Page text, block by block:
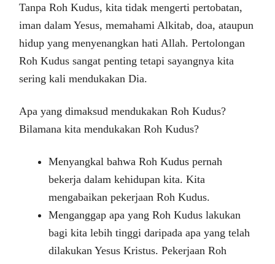
Tanpa Roh Kudus, kita tidak mengerti pertobatan,
iman dalam Yesus, memahami Alkitab, doa, ataupun
hidup yang menyenangkan hati Allah. Pertolongan
Roh Kudus sangat penting tetapi sayangnya kita
sering kali mendukakan Dia.
Apa yang dimaksud mendukakan Roh Kudus?
Bilamana kita mendukakan Roh Kudus?
Menyangkal bahwa Roh Kudus pernah
bekerja dalam kehidupan kita. Kita
mengabaikan pekerjaan Roh Kudus.
Menganggap apa yang Roh Kudus lakukan
bagi kita lebih tinggi daripada apa yang telah
dilakukan Yesus Kristus. Pekerjaan Roh